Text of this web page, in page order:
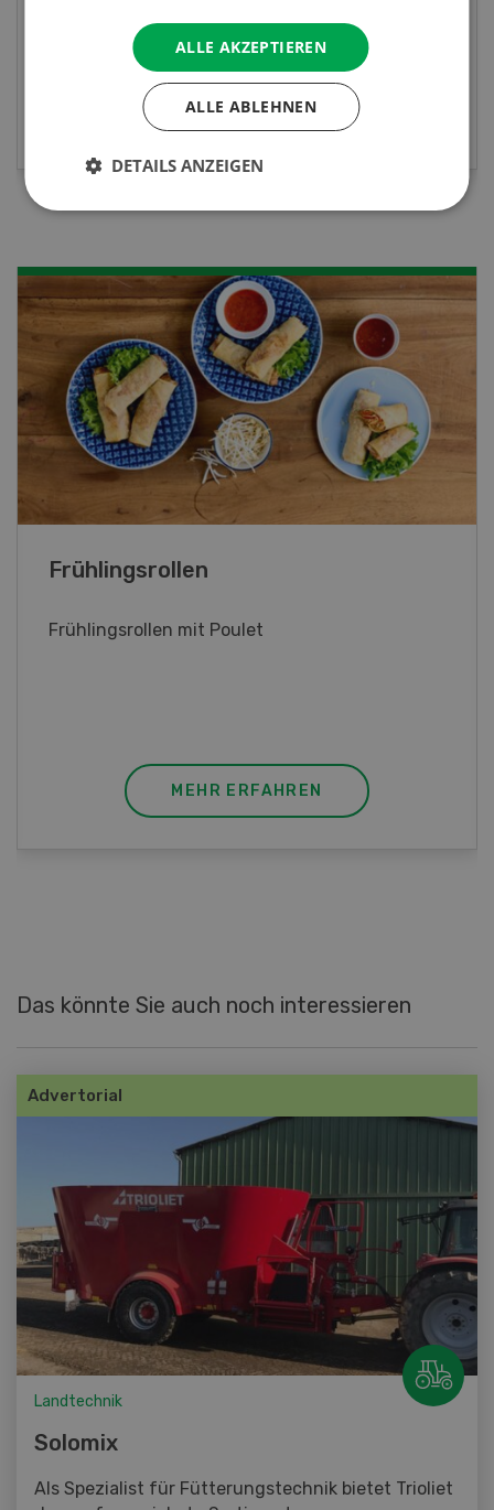
berufsunabhängigen Ausweis erweitern.
MEHR ZUR VERANSTALTUNG
Poulet mit Spinat-Dörrtomaten-
MEHR ERFAHREN
Das könnte Sie auch noch interessieren
Advertorial
Landtechnik
Solomix
Als Spezialist für Fütterungstechnik bietet Trioliet
ALLE AKZEPTIEREN
ALLE ABLEHNEN
DETAILS ANZEIGEN